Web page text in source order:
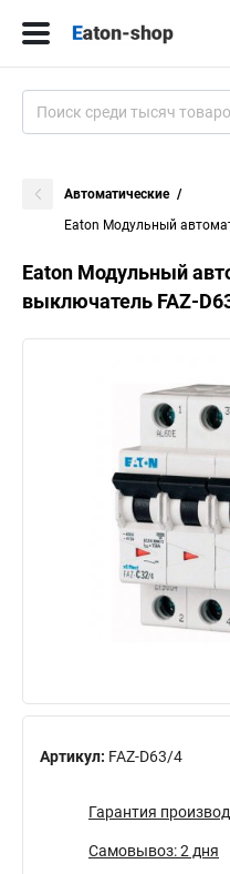
Автоматические
Eaton Модульный
Eaton Модульный
выключатель FAZ-
Артикул: FAZ-D63/4
Гарантия
Самовывоз: 2 дня